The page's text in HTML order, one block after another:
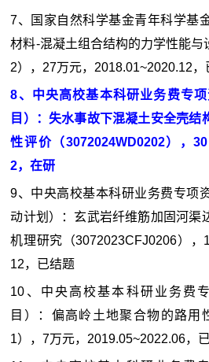
7、国家自然科学基金青年科学基
材料-混凝土组合结构的力学性能
2），27万元，2018.01~2020.12，
8、中央高校基本科研业务费专
目）：失水事故下混凝土安全壳结
性评价（3072024WD0202），
2，在研
9、中央高校基本科研业务费专项
动计划）：玄武岩纤维筋加固河渠
机理研究（3072023CFJ0206），
12，已结题
10、中央高校基本科研业务费
目）：偏高岭土地聚合物的路用
1），7万元，2019.05~2022.06，